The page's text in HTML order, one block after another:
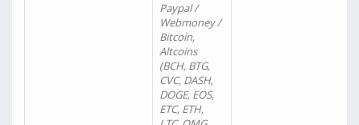
Paypal /
Webmoney /
Bitcoin,
Altcoins
(BCH, BTG,
CVC, DASH,
DOGE, EOS,
ETC, ETH,